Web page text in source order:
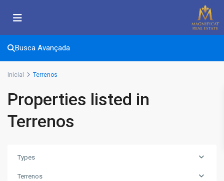
Busca Avançada
Inicial Terrenos
Properties listed in
Terrenos
Types
Terrenos